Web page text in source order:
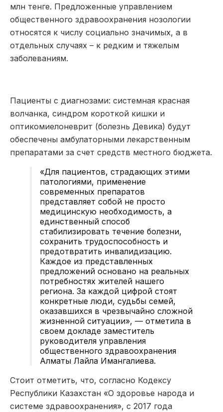
млн тенге. Предложенные управлением
общественного здравоохранения нозологии
относятся к числу социально значимых, а в
отдельных случаях – к редким и тяжелым
заболеваниям.
Пациенты с диагнозами: системная красная
волчанка, синдром короткой кишки и
оптикомиелоневрит (болезнь Девика) будут
обеспечены амбулаторными лекарственным
препаратами за счет средств местного бюджета.
«Для пациентов, страдающих этими
патологиями, применение
современных препаратов
представляет собой не просто
медицинскую необходимость, а
единственный способ
стабилизировать течение болезни,
сохранить трудоспособность и
предотвратить инвалидизацию.
Каждое из представленных
предложений основано на реальных
потребностях жителей нашего
региона. За каждой цифрой стоят
конкретные люди, судьбы семей,
оказавшихся в чрезвычайно сложной
жизненной ситуации», — отметила в
своем докладе заместитель
руководителя управления
общественного здравоохранения
Алматы Лайла Имангалиева.
Стоит отметить, что, согласно Кодексу
Республики Казахстан «О здоровье народа и
системе здравоохранения», с 2017 года